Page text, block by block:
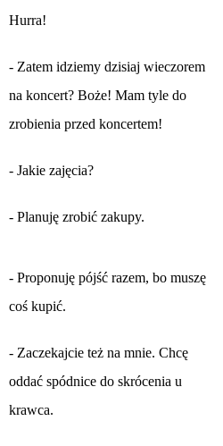
Hurra!
- Zatem idziemy dzisiaj wieczorem
na koncert? Boże! Mam tyle do
zrobienia przed koncertem!
- Jakie zajęcia?
- Planuję zrobić zakupy.
- Proponuję pójść razem, bo muszę
coś kupić.
- Zaczekajcie też na mnie. Chcę
oddać spódnice do skrócenia u
krawca.